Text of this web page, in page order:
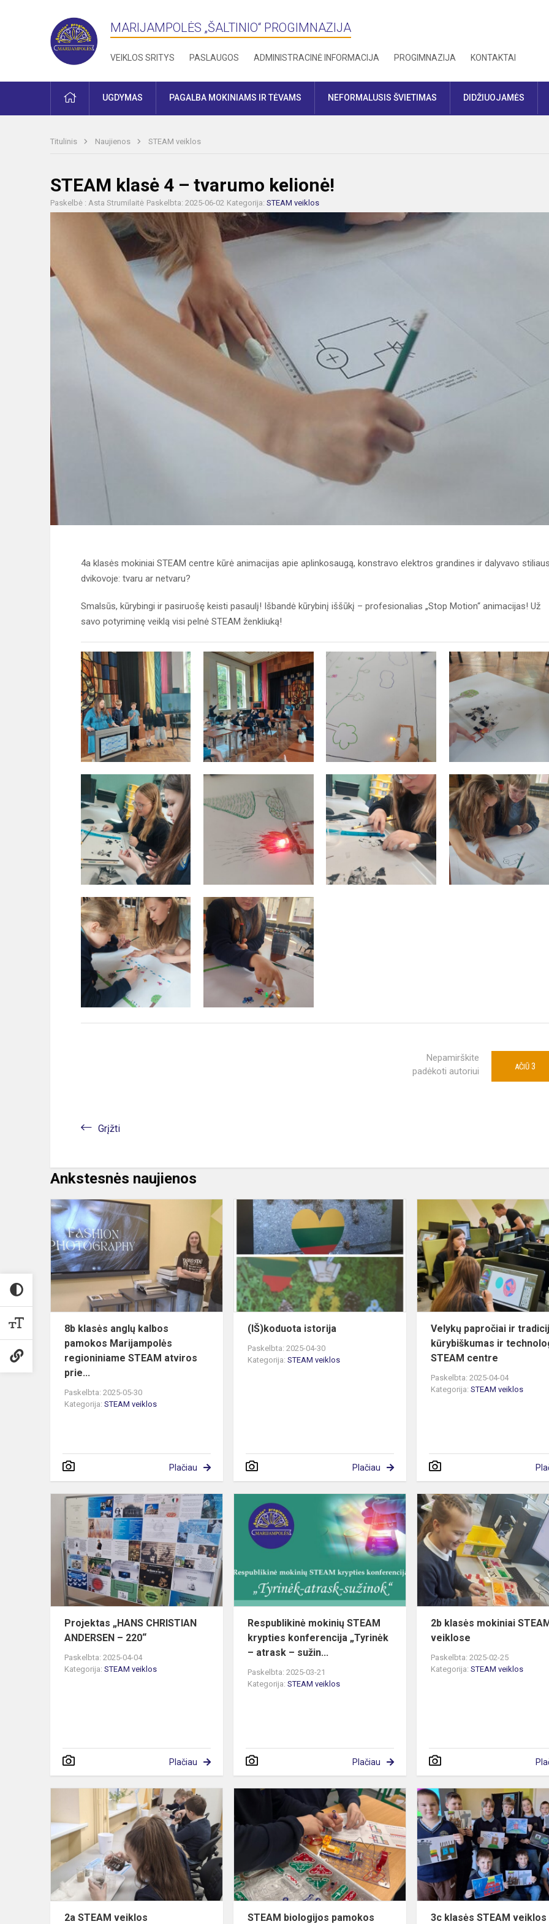
MARIJAMPOLĖS „ŠALTINIO“ PROGIMNAZIJA
VEIKLOS SRITYS PASLAUGOS ADMINISTRACINĖ INFORMACIJA PROGIMNAZIJA KONTAKTAI
PRADŽIAUGDYMAS PAGALBA MOKINIAMS IR TĖVAMS NEFORMALUSIS ŠVIETIMAS DIDŽIUOJAMĖS
Titulinis Naujienos STEAM veiklos
STEAM klasė 4 – tvarumo kelionė!
Paskelbė : Asta Strumilaitė Paskelbta: 2025-06-02 Kategorija: STEAM veiklos
4a klasės mokiniai STEAM centre kūrė animacijas apie aplinkosaugą, konstravo elektros grandines ir dalyvavo stiliaus
dvikovoje: tvaru ar netvaru?
Smalsūs, kūrybingi ir pasiruošę keisti pasaulį! Išbandė kūrybinį iššūkį – profesionalias „Stop Motion“ animacijas! Už
savo potyriminę veiklą visi pelnė STEAM ženkliuką!
Nepamirškite
padėkoti autoriui
AČIŪ 3
Grįžti
Ankstesnės naujienos
8b
kalbos
pamokos
Marijampolės
regioniniame
ST...
8b klasės anglų kalbos
pamokos Marijampolės
regioniniame STEAM atviros
prie...
Paskelbta: 2025-05-30
Kategorija: STEAM veiklos
Plačiau
istorija
(IŠ)koduota istorija
Paskelbta: 2025-04-30
Kategorija:STEAM veiklos
Plačiau
Velykų papročiai ir
kūrybiškumas ir
STEAM centre
Paskelbta: 2025-04-04
Kategorija:STEAM veiklos
Projektas
„HANS
CHRISTIAN
ANDERSEN
–
220“
Projektas „HANS CHRISTIAN
ANDERSEN – 220“
Paskelbta: 2025-04-04
Kategorija: STEAM veiklos
Plačiau
Respublikinė
mokinių
STEAM
krypties
konferencija
„Tyrinėk...
Respublikinė mokinių STEAM
krypties konferencija „Tyrinėk
– atrask – sužin...
Paskelbta: 2025-03-21
Kategorija:STEAM veiklos
Plačiau
2b klasės mokiniai
veiklose
Paskelbta: 2025-02-25
Kategorija:STEAM veiklos
STEAM
veiklos
2a STEAM veiklos
STEAM
biologijos
pamokos
STEAM biologijos pamokos 3c klasės STEAM veiklos